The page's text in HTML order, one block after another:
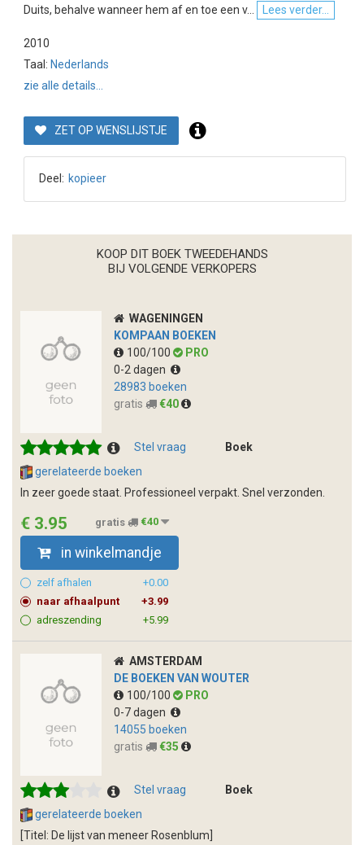
Duits, behalve wanneer hem af en toe een v...
Lees verder...
2010
Taal: Nederlands
zie alle details...
ZET OP WENSLIJSTJE
Deel: kopieer
KOOP DIT BOEK TWEEDEHANDS
BIJ VOLGENDE VERKOPERS
WAGENINGEN
KOMPAAN BOEKEN
100/100
PRO
0-2 dagen
28983 boeken
gratis
€40
Stel vraag
Boek
gerelateerde boeken
In zeer goede staat. Professioneel verpakt. Snel verzonden.
€ 3.95 gratis €40
in winkelmandje
zelf afhalen
+0.00
naar afhaalpunt
+3.99
adreszending
+5.99
AMSTERDAM
DE BOEKEN VAN WOUTER
100/100
PRO
0-7 dagen
14055 boeken
gratis
€35
Stel vraag
Boek
gerelateerde boeken
[Titel: De lijst van meneer Rosenblum]